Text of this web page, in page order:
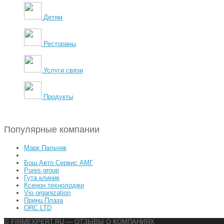
Детям
Рестораны
Услуги связи
Продукты
Популярные компании
Марк Пальчик
Бош Авто Сервис АМГ
Pures group
Гута клиник
Ксенон технолоджи
Vio organization
Принц Плаза
ORC LTD
© FIRMEXPERT.RU — ОТЗЫВЫ О КОМПАНИЯХ